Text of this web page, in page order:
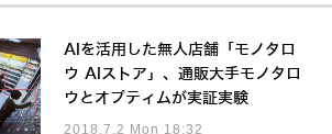
AIを活用した無人店舗「モノタロ
ウ AIストア」、通販大手モノタロ
ウとオプティムが実証実験
2018.7.2 Mon 18:32